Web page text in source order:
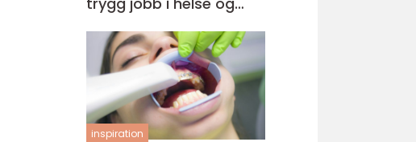
omsorg
inspiration